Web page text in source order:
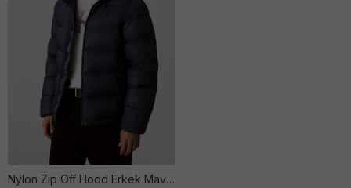
Nylon Zıp Off Hood Erkek Mavi̇ Mont